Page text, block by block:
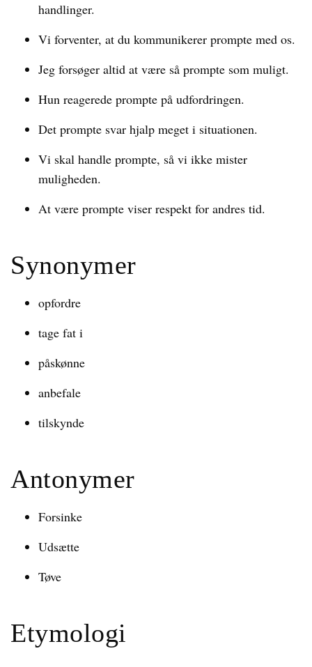
handlinger.
Vi forventer, at du kommunikerer prompte med os.
Jeg forsøger altid at være så prompte som muligt.
Hun reagerede prompte på udfordringen.
Det prompte svar hjalp meget i situationen.
Vi skal handle prompte, så vi ikke mister
muligheden.
At være prompte viser respekt for andres tid.
Synonymer
opfordre
tage fat i
påskønne
anbefale
tilskynde
Antonymer
Forsinke
Udsætte
Tøve
Etymologi